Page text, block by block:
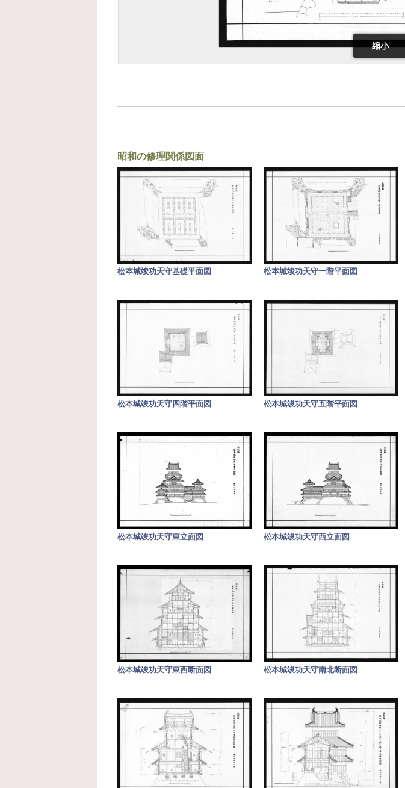
縮小
昭和の修理関係図面
松本城竣功天守基礎平面図 松本城竣功天守一階平面図
松本城竣功天守四階平面図 松本城竣功天守五階平面図
松本城竣功天守東立面図 松本城竣功天守西立面図
松本城竣功天守東西断面図 松本城竣功天守南北断面図